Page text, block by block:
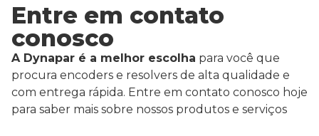
Entre em contato
conosco
A Dynapar é a melhor escolha para você que
procura encoders e resolvers de alta qualidade e
com entrega rápida. Entre em contato conosco hoje
para saber mais sobre nossos produtos e serviços